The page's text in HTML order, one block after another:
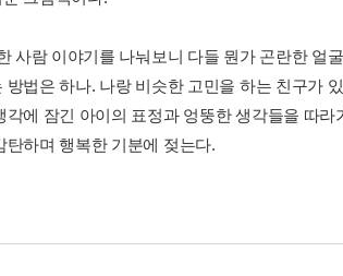
사람 이야기를 나눠보니 다들 뭔가 곤란한 얼
방법은 하나. 나랑 비슷한 고민을 하는 친구가
각에 잠긴 아이의 표정과 엉뚱한 생각들을 따
탄하며 행복한 기분에 젖는다.